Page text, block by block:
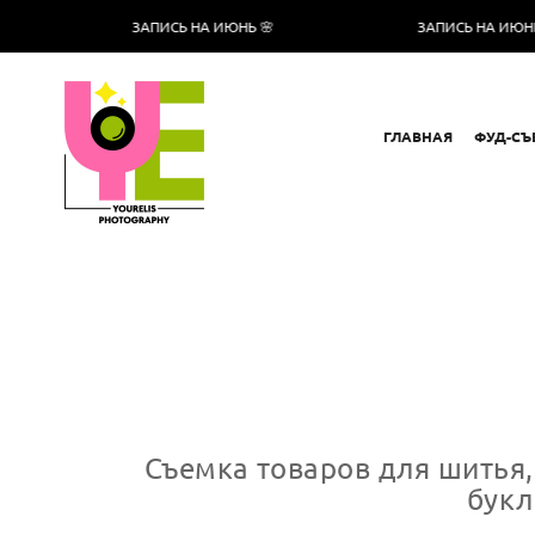
ГЛАВНАЯ ФУД-
Съемка товаров для
ЗАПИСЬ НА ИЮНЬ 🌸 ЗАПИСЬ НА ИЮНЬ 🌸